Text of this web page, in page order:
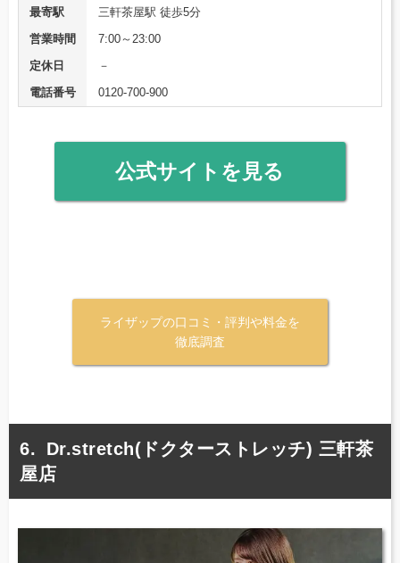
最寄駅
三軒茶屋駅 徒歩5分
営業時間
7:00～23:00
定休日
－
電話番号
0120-700-900
公式サイトを見る
ライザップの口コミ・評判や料金を
徹底調査
Dr.stretch(ドクターストレッチ) 三軒茶
屋店